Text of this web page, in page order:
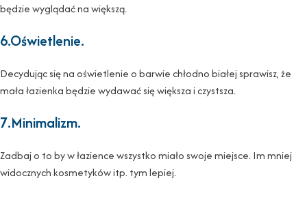
będzie wyglądać na większą.
6.Oświetlenie.
Decydując się na oświetlenie o barwie chłodno białej sprawisz, że
mała łazienka będzie wydawać się większa i czystsza.
7.Minimalizm.
Zadbaj o to by w łazience wszystko miało swoje miejsce. Im mniej
widocznych kosmetyków itp. tym lepiej.